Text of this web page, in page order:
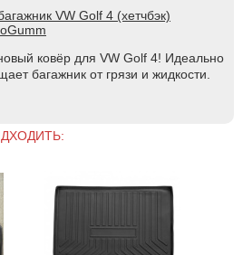
VW Golf 4 (хетчбэк)
ковёр для VW Golf 4! Идеально
багажник от грязи и жидкости.